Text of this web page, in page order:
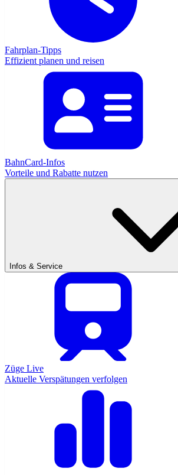
Fahrplan-Tipps
Effizient planen und reisen
BahnCard-Infos
Vorteile und Rabatte nutzen
Infos & Service
Züge Live
Aktuelle Verspätungen verfolgen